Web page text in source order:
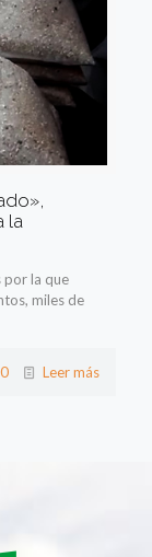
la
la que
miles de
0 Leer más